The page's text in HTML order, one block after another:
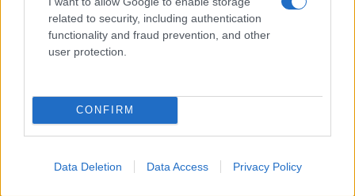
related to security, including authentication
functionality and fraud prevention, and other
user protection.
CONFIRM
Data Deletion Data Access Privacy Policy
CRYPTOKOERSEN
Naam Prijs